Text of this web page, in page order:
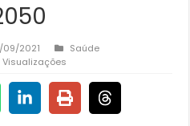
09/2021
Saúde
Visualizações